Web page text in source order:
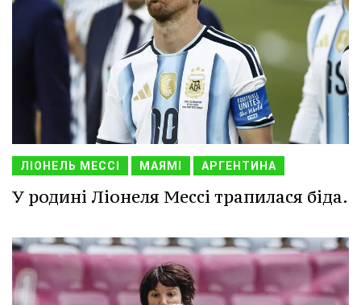
ЛІОНЕЛЬ МЕССІ МАЯМІ АРГЕНТИНА
У родині Ліонеля Мессі трапилася біда.